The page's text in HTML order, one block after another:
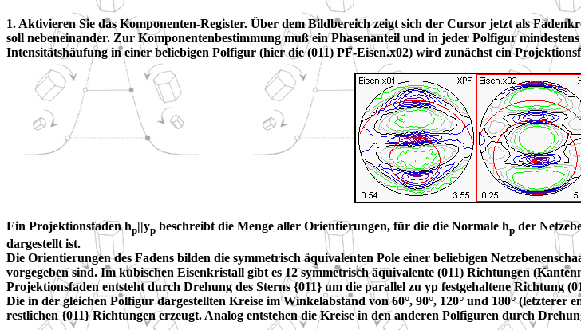
1. Aktivieren Sie das Komponenten-Register. Über dem Bildbereich zeigt sich der Cursor jetzt als
soll nebeneinander. Zur Komponentenbestimmung muß ein Phasenanteil und in jeder Polfigur
Intensitätshäufung in einer beliebigen Polfigur (hier die (011) PF-Eisen.x02) wird zunächst ein
Ein Projektionsfaden hp||yp beschreibt die Menge aller Orientierungen, für die die Normale hp der
dargestellt ist.
Die Orientierungen des Fadens bilden die symmetrisch äquivalenten Pole einer beliebigen
vorgegeben sind. Im kubischen Eisenkristall gibt es 12 symmetrisch äquivalente (011) Richtungen
Projektionsfaden entsteht durch Drehung des Sterns {011} um die parallel zu yp festgehaltene Richtung
Die in der gleichen Polfigur dargestellten Kreise im Winkelabstand von 60°, 90°, 120° und 180°
restlichen {011} Richtungen erzeugt. Analog entstehen die Kreise in den anderen Polfiguren durch